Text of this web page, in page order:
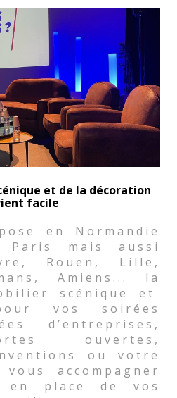
et de la décoration
facile
en Normandie
Paris mais aussi
Rouen, Lille,
Amiens... la
scénique et
vos soirées
d’entreprises,
ouvertes,
ou votre
accompagner
en place de vos